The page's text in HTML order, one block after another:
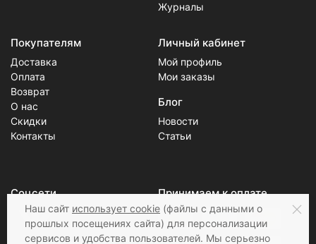
Журналы
Покупателям
Доставка
Оплата
Возврат
О нас
Скидки
Контакты
Личный кабинет
Мой профиль
Мои заказы
Блог
Новости
Статьи
Соцсети Принимаем к оплате
Наш сайт использует cookie (файлы с данными о
прошлых посещениях сайта) для персонализации
сервисов и удобства пользователей. Мы серьезно